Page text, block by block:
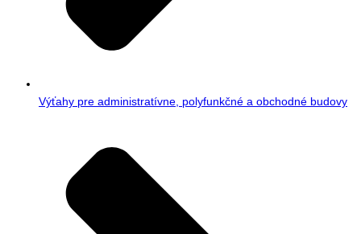
Výťahy pre administratívne, polyfunkčné a obchodné budovy